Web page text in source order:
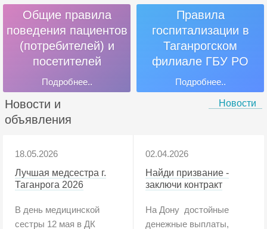
Общие правила
поведения пациентов
(потребителей) и
посетителей
Подробнее..
Правила
госпитализации в
Таганрогском
филиале ГБУ РО
«Онкодиспансер»
Подробнее..
Новости и
объявления
Новости
18.05.2026
Лучшая медсестра г.
Таганрога 2026
В день медицинской
сестры 12 мая в ДК
02.04.2026
Найди призвание -
заключи контракт
На Дону достойные
денежные выплаты,